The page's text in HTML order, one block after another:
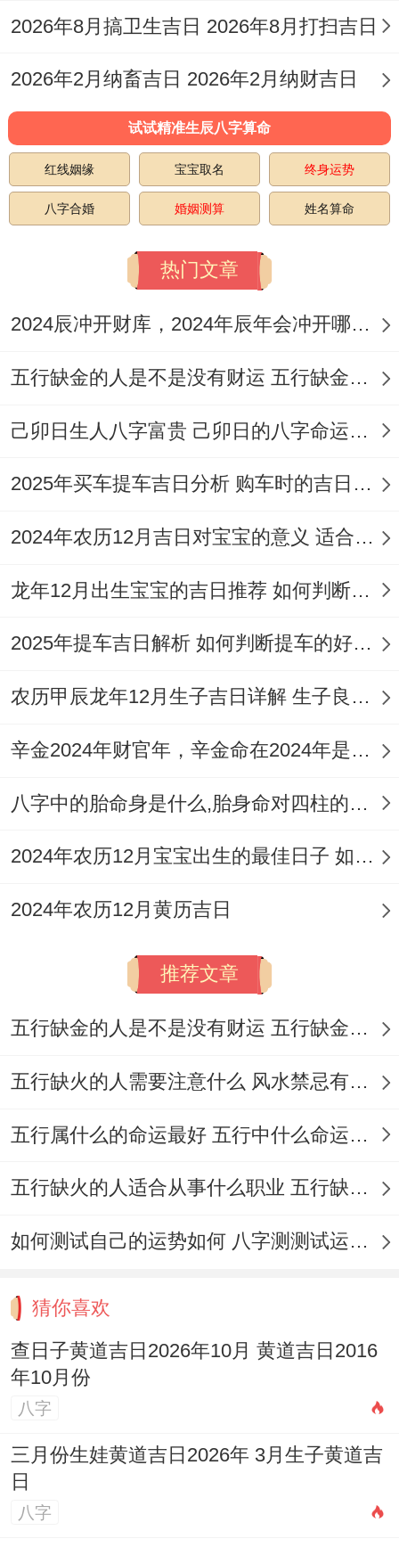
碓外正东；
喜神:东南 福神:东北 财神：正北；
说实话，日所宜:结婚,订婚，宴请，动土.置
业，搬家，装修，开市；开业,交易...签约，
植，出行，祈福;祭祀,上梁;筑堤，提车，新
安，不将...
2026年10月16日星期五
农历：二零二六年九月初七 属猪；
道日）；
彭祖百忌：癸不词讼 亥不嫁娶；
相冲：猪日冲（丁巳）蛇 今日胎神：占房
喜神:东南 福神:东北 财神：正南；
吉神：神在，相日，四相，五富 吉期；敬
安;玉堂。
岁次：丙午年戊戌月己巳日岁煞东；
甲子五行：木 十二神:危执位 值神：明堂
相冲:蛇日冲（癸亥）猪 今日胎神:占门床,外
正南；
2026年10月23日星期五
农历：二零二六年九月十四 属马；
岁次:丙午年己亥月庚午日岁煞北；
甲子五行：土 十二神：成执位 值神:天刑
（黑道日）；
彭祖百忌：庚不经络 午不苫盖；
2026年8月搞卫生吉日 2026年8月打扫吉日
2026年2月纳畜吉日 2026年2月纳财吉日
试试精准生辰八字算命
红线姻缘 宝宝取名 终身运势
八字合婚 婚姻测算 姓名算命
热门文章
2024辰冲开财库，2024年辰年会冲开哪些人的财库
五行缺金的人是不是没有财运 五行缺金的人命运好不好
己卯日生人八字富贵 己卯日的八字命运如何
2025年买车提车吉日分析 购车时的吉日与禁忌
2024年农历12月吉日对宝宝的意义 适合龙年宝宝出生的日子有哪些
龙年12月出生宝宝的吉日推荐 如何判断吉日是否适合宝宝
2025年提车吉日解析 如何判断提车的好日子
农历甲辰龙年12月生子吉日详解 生子良辰的影响因素
辛金2024年财官年，辛金命在2024年是财官年还是财印年
八字中的胎命身是什么,胎身命对四柱的影响
2024年农历12月宝宝出生的最佳日子 如何挑选适合的吉日
2024年农历12月黄历吉日
推荐文章
五行缺金的人是不是没有财运 五行缺金的人命运好不好
五行缺火的人需要注意什么 风水禁忌有哪些
五行属什么的命运最好 五行中什么命运势旺盛
五行缺火的人适合从事什么职业 五行缺火的人适合从事的职业有哪些
如何测试自己的运势如何 八字测测试运运程
猜你喜欢
查日子黄道吉日2026年10月 黄道吉日2016
年10月份
八字
三月份生娃黄道吉日2026年 3月生子黄道吉
日
八字